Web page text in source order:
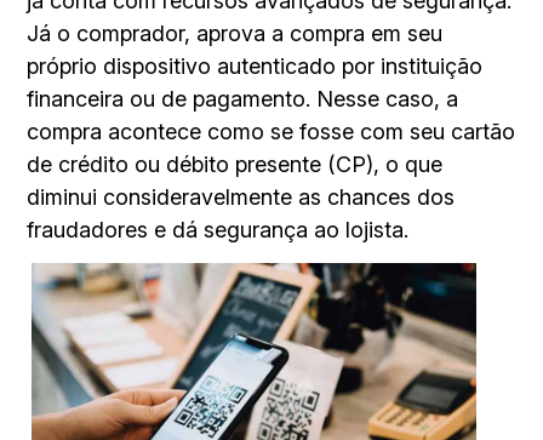
Já o comprador, aprova a compra em seu
próprio dispositivo autenticado por instituição
financeira ou de pagamento. Nesse caso, a
compra acontece como se fosse com seu cartão
de crédito ou débito presente (CP), o que
diminui consideravelmente as chances dos
fraudadores e dá segurança ao lojista.